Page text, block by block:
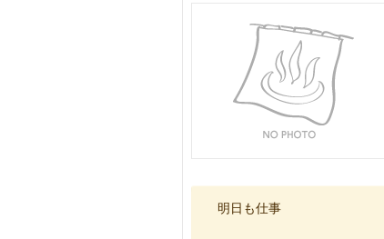
明日も仕事